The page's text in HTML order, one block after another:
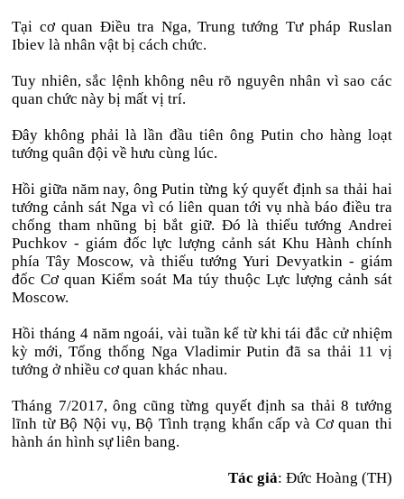
Tại cơ quan Điều tra Nga, Trung tướng Tư pháp Ruslan
Ibiev là nhân vật bị cách chức.
Tuy nhiên, sắc lệnh không nêu rõ nguyên nhân vì sao các
quan chức này bị mất vị trí.
Đây không phải là lần đầu tiên ông Putin cho hàng loạt
tướng quân đội về hưu cùng lúc.
Hồi giữa năm nay, ông Putin từng ký quyết định sa thải hai
tướng cảnh sát Nga vì có liên quan tới vụ nhà báo điều tra
chống tham nhũng bị bắt giữ. Đó là thiếu tướng Andrei
Puchkov - giám đốc lực lượng cảnh sát Khu Hành chính
phía Tây Moscow, và thiếu tướng Yuri Devyatkin - giám
đốc Cơ quan Kiểm soát Ma túy thuộc Lực lượng cảnh sát
Moscow.
Hồi tháng 4 năm ngoái, vài tuần kể từ khi tái đắc cử nhiệm
kỳ mới, Tổng thống Nga Vladimir Putin đã sa thải 11 vị
tướng ở nhiều cơ quan khác nhau.
Tháng 7/2017, ông cũng từng quyết định sa thải 8 tướng
lĩnh từ Bộ Nội vụ, Bộ Tình trạng khẩn cấp và Cơ quan thi
hành án hình sự liên bang.
Tác giả: Đức Hoàng (TH)